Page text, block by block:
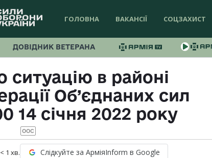
ГОЛОВНА ВАКАНСІЇ СОЦЗАХИСТ
ДОВІДНИК ВЕТЕРАНА
ситуацію в районі
Об’єднаних сил
14 січня 2022 року
ООС
< 1 хв. Слідкуйте за АрміяInform в Google